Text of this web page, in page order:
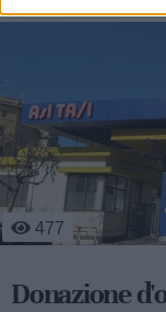
477
Donazione